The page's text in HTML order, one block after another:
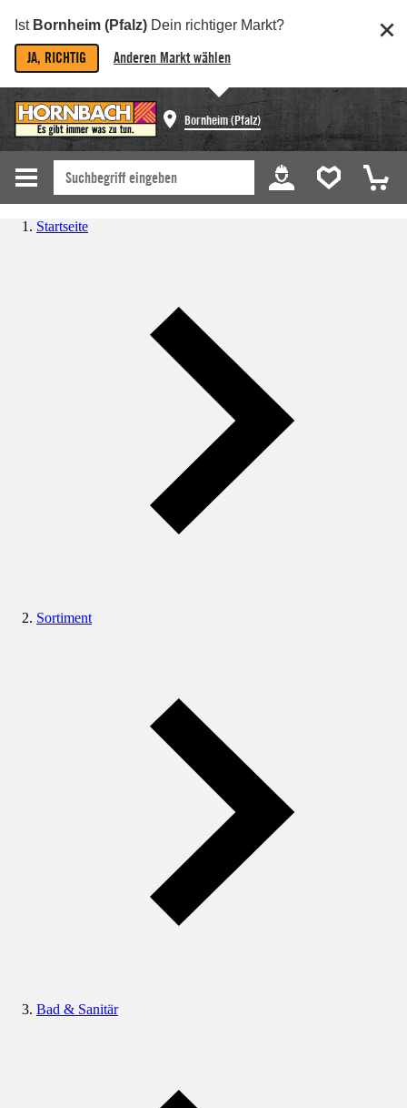
Ist Bornheim (Pfalz) Dein richtiger Markt?
JA, RICHTIG Anderen Markt wählen
Bornheim (Pfalz)
Startseite
Sortiment
Bad & Sanitär